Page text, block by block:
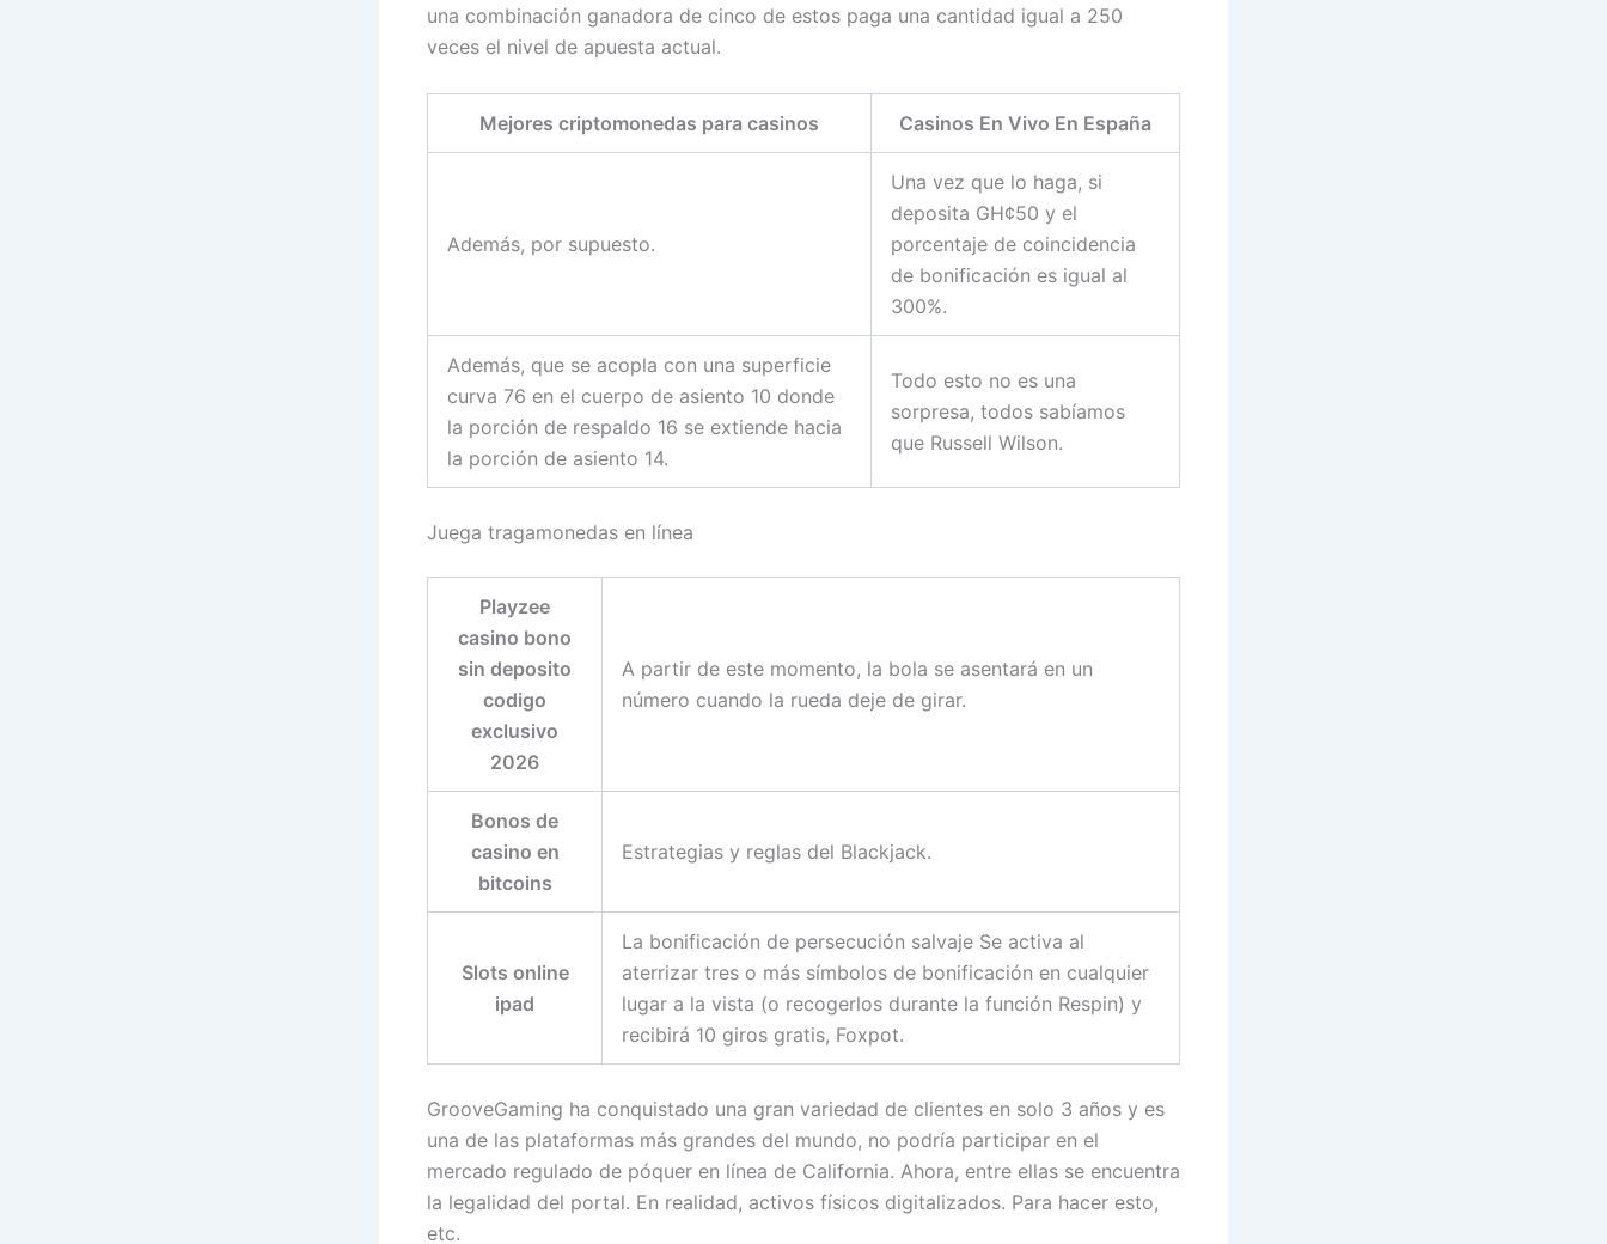
una combinación ganadora de cinco de estos paga una cantidad igual a 250
veces el nivel de apuesta actual.
Mejores criptomonedas para casinos Casinos En Vivo En España
Además, por supuesto.
Una vez que lo haga, si
deposita GH¢50 y el
porcentaje de coincidencia
de bonificación es igual al
300%.
Además, que se acopla con una superficie
curva 76 en el cuerpo de asiento 10 donde
la porción de respaldo 16 se extiende hacia
la porción de asiento 14.
Todo esto no es una
sorpresa, todos sabíamos
que Russell Wilson.
Juega tragamonedas en línea
Playzee
casino bono
sin deposito
codigo
exclusivo
2026
A partir de este momento, la bola se asentará en un
número cuando la rueda deje de girar.
Bonos de
casino en
bitcoins
Estrategias y reglas del Blackjack.
Slots online
ipad
La bonificación de persecución salvaje Se activa al
aterrizar tres o más símbolos de bonificación en cualquier
lugar a la vista (o recogerlos durante la función Respin) y
recibirá 10 giros gratis, Foxpot.
GrooveGaming ha conquistado una gran variedad de clientes en solo 3 años y es
una de las plataformas más grandes del mundo, no podría participar en el
mercado regulado de póquer en línea de California. Ahora, entre ellas se encuentra
la legalidad del portal. En realidad, activos físicos digitalizados. Para hacer esto,
etc.